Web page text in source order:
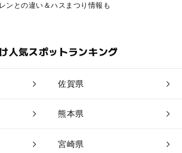
ンとの違い＆ハスまつり情報も
人気スポットランキング
佐賀県
熊本県
宮崎県